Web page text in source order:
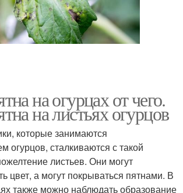
на огурцах от чего.
на листьях огурцов
которые занимаются
огурцов, сталкиваются с такой
листьев. Они могут
цвет, а могут покрываться пятнами. В
также можно наблюдать образование